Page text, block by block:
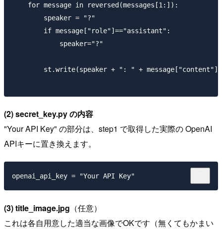
    for message in reversed(messages[1:]):
        speaker = "?"
        if message["role"]=="assistant":
            speaker="?"
        st.write(speaker + ": " + message["content"])
(2) secret_key.py の内容
"Your API Key" の部分は、step1 で取得した実際の OpenAI
APIキーに置き換えます。
(3) title_image.jpg （任意）
これは各自用意した適当な画像でOKです（無くてもかまい